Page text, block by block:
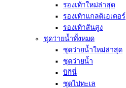
รองเท้าใหม่ล่าสุด
รองเท้าแกลดิเอเตอร์
รองเท้าส้นสูง
ชุดว่ายน้ำทั้งหมด
ชุดว่ายน้ำใหม่ล่าสุด
ชุดว่ายน้ำ
บิกินี่
ชุดไปทะเล